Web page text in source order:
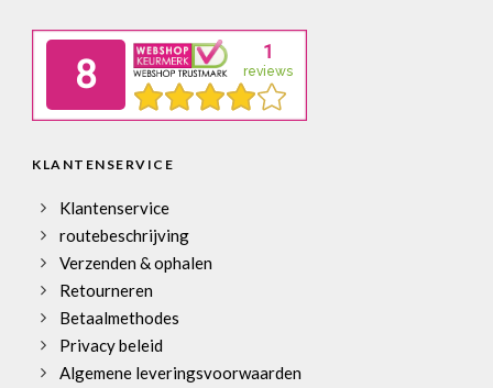
KLANTENSERVICE
Klantenservice
routebeschrijving
Verzenden & ophalen
Retourneren
Betaalmethodes
Privacy beleid
Algemene leveringsvoorwaarden